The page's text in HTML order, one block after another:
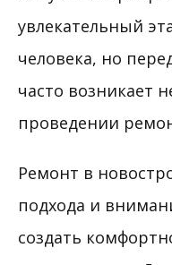
увлекательный
человека, но
часто возникает
проведении
Ремонт в
подхода и
создать